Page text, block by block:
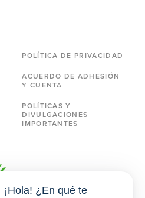
POLÍTICA DE PRIVACIDAD
ACUERDO DE ADHESIÓN
Y CUENTA
POLÍTICAS Y
DIVULGACIONES
IMPORTANTES
¡Hola! ¿En qué te